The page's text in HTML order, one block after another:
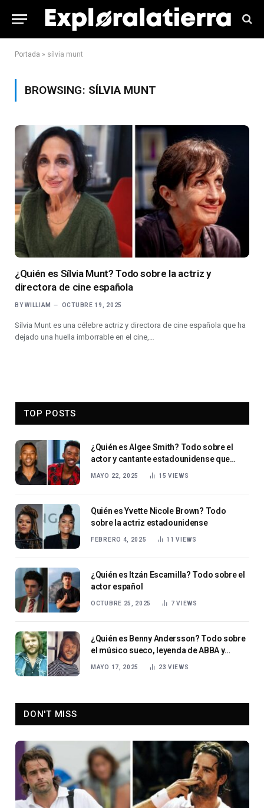
Portada » sílvia munt
BROWSING: SÍLVIA MUNT
¿Quién es Sílvia Munt? Todo sobre la actriz y
directora de cine española
BY WILLIAM OCTUBRE 19, 2025
Sílvia Munt es una célebre actriz y directora de cine española que ha
dejado una huella imborrable en el cine,…
TOP POSTS
¿Quién es Algee Smith? Todo sobre el
actor y cantante estadounidense que
triunfa en Hollywood.
MAYO 22, 2025 15 VIEWS
Quién es Yvette Nicole Brown? Todo
sobre la actriz estadounidense
FEBRERO 4, 2025 11VIEWS
¿Quién es Itzán Escamilla? Todo sobre el
actor español
OCTUBRE 25, 2025 7VIEWS
¿Quién es Benny Andersson? Todo sobre
el músico sueco, leyenda de ABBA y
aclamado compositor
MAYO 17, 2025 23 VIEWS
DON'T MISS